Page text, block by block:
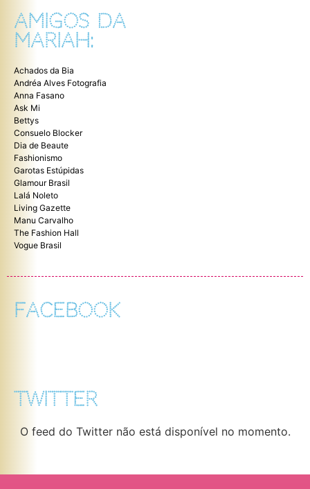
AMIGOS DA
MARIAH:
Achados da Bia
Andréa Alves Fotografia
Anna Fasano
Ask Mi
Bettys
Consuelo Blocker
Dia de Beaute
Fashionismo
Garotas Estúpidas
Glamour Brasil
Lalá Noleto
Living Gazette
Manu Carvalho
The Fashion Hall
Vogue Brasil
FACEBOOK
TWITTER
O feed do Twitter não está disponível no momento.